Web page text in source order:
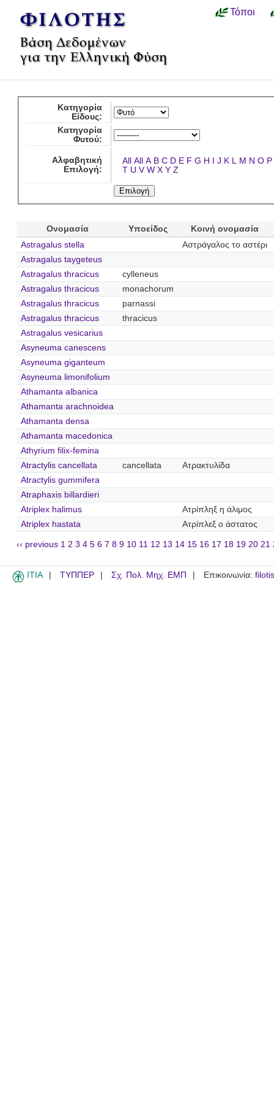
Τόποι
Κατηγορία
Είδους:
Κατηγορία
Φυτού:
Αλφαβητική
Επιλογή:
All All A B C D E F G H I J K L M N O P
T U V W X Y Z
Ονομασία Υποείδος
Κοινή ονομασία
Astragalus stella
Αστράγαλος το αστέρι
Astragalus taygeteus
Astragalus thracicus
cylleneus
Astragalus thracicus
monachorum
Astragalus thracicus
parnassi
Astragalus thracicus
thracicus
Astragalus vesicarius
Asyneuma canescens
Asyneuma giganteum
Asyneuma limonifolium
Athamanta albanica
Athamanta arachnoidea
Athamanta densa
Athamanta macedonica
Athyrium filix-femina
Atractylis cancellata
cancellata
Ατρακτυλίδα
Atractylis gummifera
Atraphaxis billardieri
Atriplex halimus
Ατρίπληξ η άλιμος
Atriplex hastata
Ατρίπλεξ ο άστατος
‹‹ previous 1 2 3 4 5 6 7 8 9 10 11 12 13 14 15 16 17 18 19 20 21
ITIA ΤΥΠΠΕΡ Σχ. Πολ. Μηχ. ΕΜΠ Επικοινωνία: